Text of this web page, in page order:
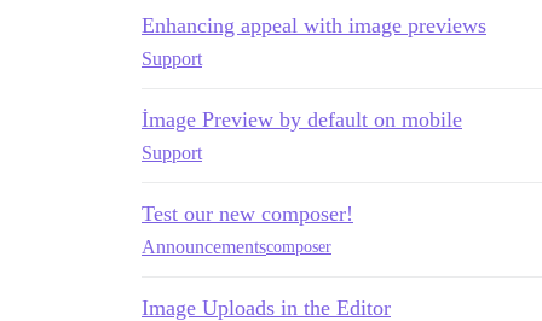
Enhancing appeal with image previews
Support
İmage Preview by default on mobile
Support
Test our new composer!
Announcementscomposer
Image Uploads in the Editor